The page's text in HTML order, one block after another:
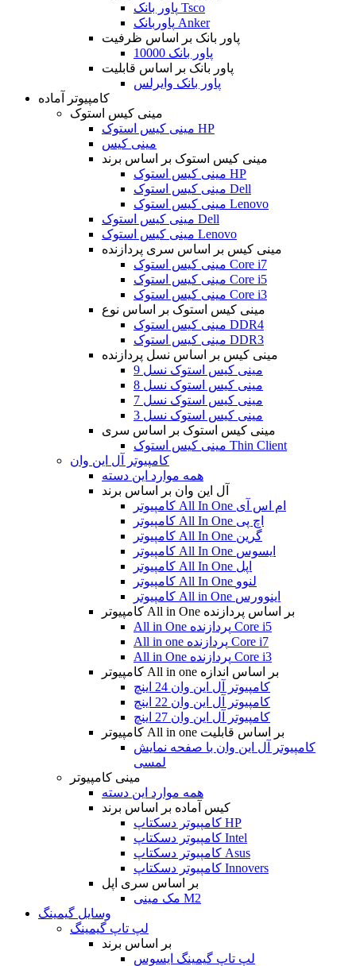
پاور بانک Tsco
پاوربانک Anker
پاور بانک بر اساس ظرفیت
پاور بانک 10000
پاور بانک بر اساس قابلیت
پاور بانک وایرلس
کامپیوتر آماده
مینی کیس استوک
مینی کیس استوک HP
مینی کیس
مینی کیس استوک بر اساس برند
مینی کیس استوک HP
مینی کیس استوک Dell
مینی کیس استوک Lenovo
مینی کیس استوک Dell
مینی کیس استوک Lenovo
مینی کیس بر اساس سری پردازنده
مینی کیس استوک Core i7
مینی کیس استوک Core i5
مینی کیس استوک Core i3
مینی کیس استوک بر اساس نوع
مینی کیس استوک DDR4
مینی کیس استوک DDR3
مینی کیس بر اساس نسل پردازنده
مینی کیس استوک نسل 9
مینی کیس استوک نسل 8
مینی کیس استوک نسل 7
مینی کیس استوک نسل 3
مینی کیس استوک بر اساس سری
مینی کیس استوک Thin Client
کامپیوتر آل این وان
همه موارد این دسته
آل این وان بر اساس برند
کامپیوتر All In One ام اس آی
کامپیوتر All In One اچ پی
کامپیوتر All In One گرین
کامپیوتر All In One ایسوس
کامپیوتر All In One اپل
کامپیوتر All In One لنوو
کامپیوتر All in One اینوورس
کامپیوتر All in One بر اساس پردازنده
All in One پردازنده Core i5
All in one پردازنده Core i7
All in One پردازنده Core i3
کامپیوتر All in one بر اساس اندازه
کامپیوتر آل این وان 24 اینچ
کامپیوتر آل این وان 22 اینچ
کامپیوتر آل این وان 27 اینچ
کامپیوتر All in one بر اساس قابلیت
کامپیوتر آل این وان با صفحه نمایش
لمسی
مینی کامپیوتر
همه موارد این دسته
کیس آماده بر اساس برند
کامپیوتر دسکتاپ HP
کامپیوتر دسکتاپ Intel
کامپیوتر دسکتاپ Asus
کامپیوتر دسکتاپ Innovers
بر اساس سری اپل
مک مینی M2
وسایل گیمینگ
لپ تاپ گیمینگ
بر اساس برند
لپ تاپ گیمینگ ایسوس